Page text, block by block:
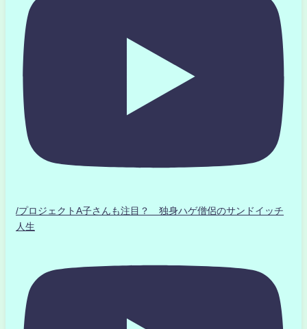
/プロジェクトA子さんも注目？ 独身ハゲ僧侶のサンドイッチ
人生